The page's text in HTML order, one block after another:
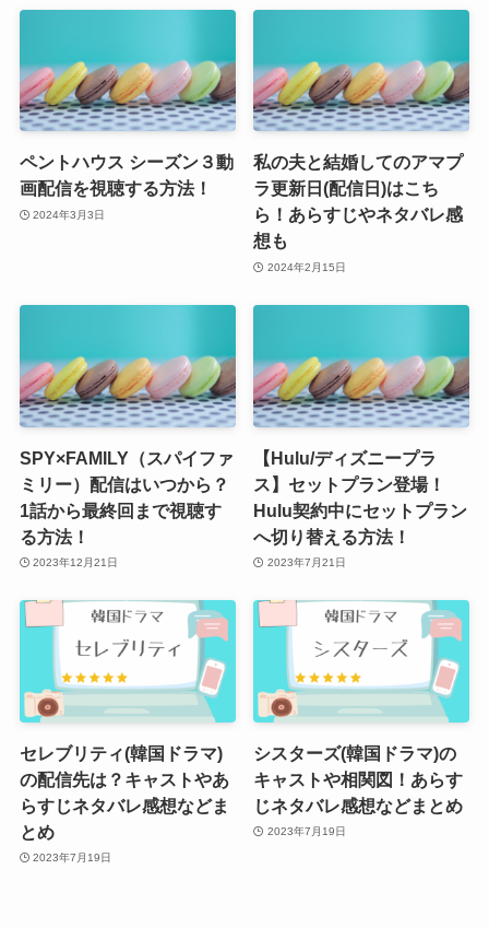
ペントハウス シーズン３動
画配信を視聴する方法！
2024年3月3日
私の夫と結婚してのアマプ
ラ更新日(配信日)はこち
ら！あらすじやネタバレ感
想も
2024年2月15日
SPY×FAMILY（スパイファ
ミリー）配信はいつから？
1話から最終回まで視聴す
る方法！
2023年12月21日
【Hulu/ディズニープラ
ス】セットプラン登場！
Hulu契約中にセットプラン
へ切り替える方法！
2023年7月21日
セレブリティ(韓国ドラマ)
の配信先は？キャストやあ
らすじネタバレ感想などま
とめ
2023年7月19日
シスターズ(韓国ドラマ)の
キャストや相関図！あらす
じネタバレ感想などまとめ
2023年7月19日